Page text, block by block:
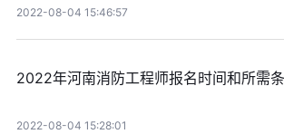
2022-08-04 15:46:57
2022年河南消防工程师报名时间和所需
2022-08-04 15:28:01